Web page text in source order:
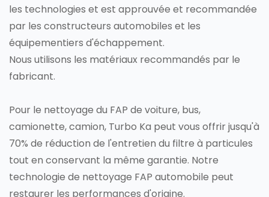
les technologies et est approuvée et recommandée
par les constructeurs automobiles et les
équipementiers d'échappement.
Nous utilisons les matériaux recommandés par le
fabricant.
Pour le nettoyage du FAP de voiture, bus,
camionette, camion, Turbo Ka peut vous offrir jusqu'à
70% de réduction de l'entretien du filtre à particules
tout en conservant la même garantie. Notre
technologie de nettoyage FAP automobile peut
restaurer les performances d'origine.